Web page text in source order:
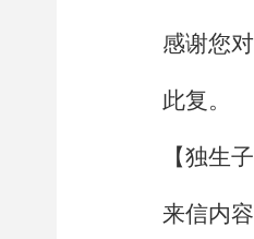
感谢您
此复。
【独生
来信内